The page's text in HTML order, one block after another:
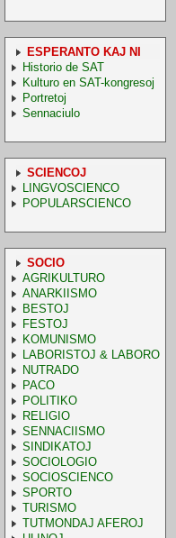
ESPERANTO KAJ NI
Historio de SAT
Kulturo en SAT-kongresoj
Portretoj
Sennaciulo
SCIENCOJ
LINGVOSCIENCO
POPULARSCIENCO
SOCIO
AGRIKULTURO
ANARKIISMO
BESTOJ
FESTOJ
KOMUNISMO
LABORISTOJ & LABORO
NUTRADO
PACO
POLITIKO
RELIGIO
SENNACIISMO
SINDIKATOJ
SOCIOLOGIO
SOCIOSCIENCO
SPORTO
TURISMO
TUTMONDAJ AFEROJ